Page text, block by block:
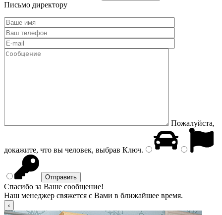
Письмо директору
Пожалуйста,
докажите, что вы человек, выбрав Ключ.
Спасибо за Ваше сообщение!
Наш менеджер свяжется с Вами в ближайшее время.